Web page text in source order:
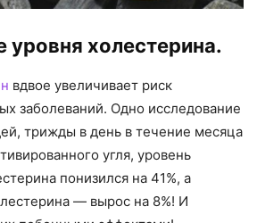
уровня холестерина.
вдвое увеличивает риск
заболеваний. Одно исследование
трижды в день в течение месяца
угля, уровень
понизился на 41%, а
— вырос на 8%! И